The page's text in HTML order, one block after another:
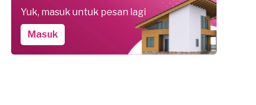
Yuk, masuk untuk pesan lagi
Masuk